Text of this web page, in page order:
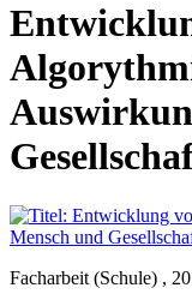
Facharbeit (Schule) ,